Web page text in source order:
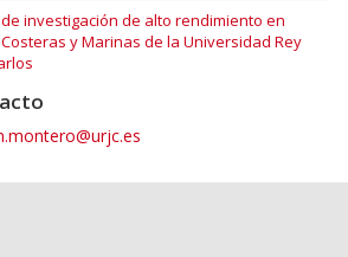
investigación de alto rendimiento en
y Marinas de la Universidad Rey